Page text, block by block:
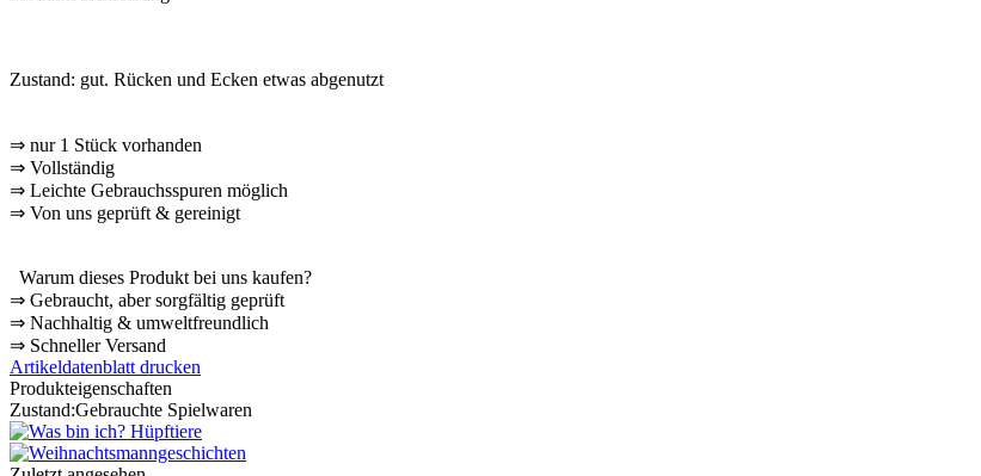
Zustand: gut. Rücken und Ecken etwas abgenutzt
⇒ nur 1 Stück vorhanden
⇒ Vollständig
⇒ ️ Leichte Gebrauchsspuren möglich
⇒ Von uns geprüft & gereinigt
Warum dieses Produkt bei uns kaufen?
⇒ ️ Gebraucht, aber sorgfältig geprüft
⇒ ️ Nachhaltig & umweltfreundlich
⇒ ️ Schneller Versand
Artikeldatenblatt drucken
Produkteigenschaften
Zustand:Gebrauchte Spielwaren